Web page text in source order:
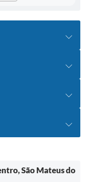
São Mateus do